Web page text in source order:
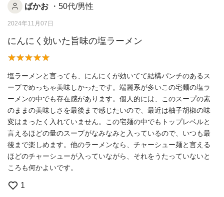
ばかお ・50代/男性
2024年11月07日
にんにく効いた旨味の塩ラーメン
塩ラーメンと言っても、にんにくが効いてて結構パンチのあるス
ープでめっちゃ美味しかったです。端麗系が多いこの宅麺の塩ラ
ーメンの中でも存在感があります。個人的には、このスープの素
のままの美味しさを最後まで感じたいので、最近は柚子胡椒の味
変はまったく入れていません。この宅麺の中でもトップレベルと
言えるほどの量のスープがなみなみと入っているので、いつも最
後まで楽しめます。他のラーメンなら、チャーシュー麺と言える
ほどのチャーシューが入っていながら、それをうたっていないと
ころも何かよいです。
1